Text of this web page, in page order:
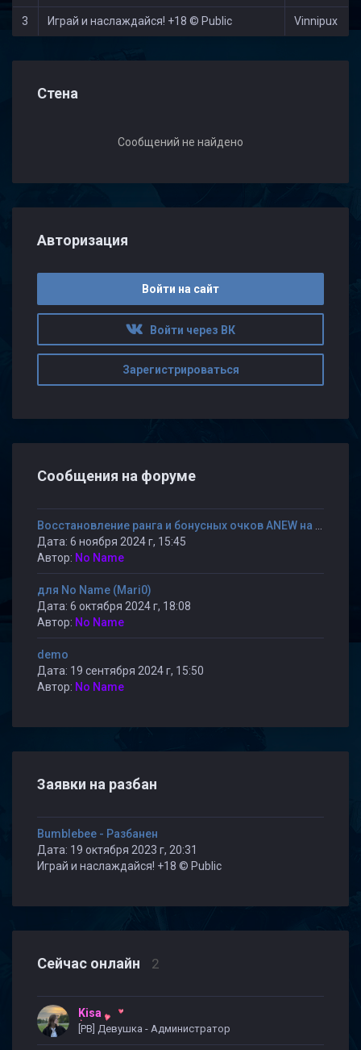
3 Играй и наслаждайся! +18 © Public Vinnipux
Стена
Сообщений не найдено
Авторизация
Войти на сайт
Войти через ВК
Зарегистрироваться
Сообщения на форуме
Дата: 6 ноября 2024 г, 15:45
Автор: No Name
для No Name (Mari0)
Дата: 6 октября 2024 г, 18:08
Автор: No Name
demo
Дата: 19 сентября 2024 г, 15:50
Автор: No Name
Заявки на разбан
Bumblebee - Разбанен
Дата: 19 октября 2023 г, 20:31
Играй и наслаждайся! +18 © Public
Сейчас онлайн 2
Kisa
[PB] Девушка - Администратор